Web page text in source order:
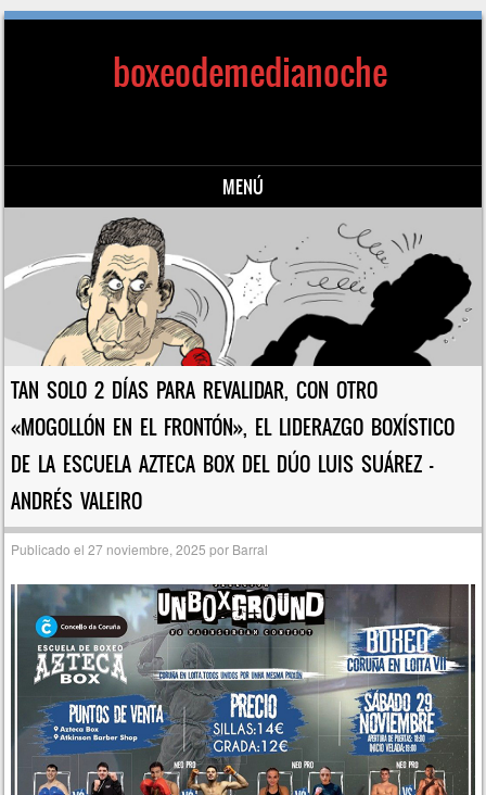
boxeodemedianoche
MENÚ
Saltar al contenido
TAN SOLO 2 DÍAS PARA REVALIDAR, CON OTRO
«MOGOLLÓN EN EL FRONTÓN», EL LIDERAZGO BOXÍSTICO
DE LA ESCUELA AZTECA BOX DEL DÚO LUIS SUÁREZ –
ANDRÉS VALEIRO
Publicado el27 noviembre, 2025 por Barral